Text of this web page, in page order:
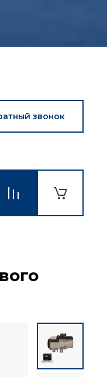
звонок